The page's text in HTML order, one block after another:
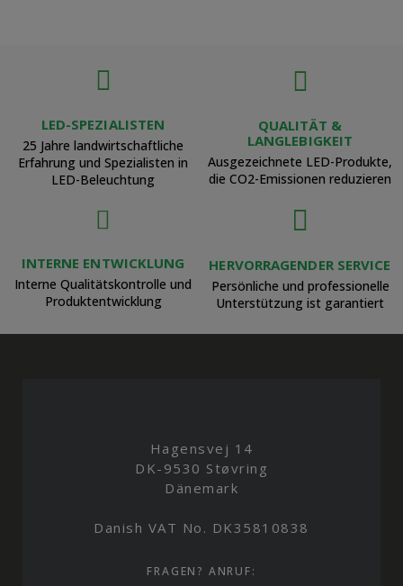
LED-SPEZIALISTEN
25 Jahre landwirtschaftliche
Erfahrung und Spezialisten in
LED-Beleuchtung
QUALITÄT &
LANGLEBIGKEIT
Ausgezeichnete LED-Produkte,
die CO2-Emissionen reduzieren
INTERNE ENTWICKLUNG
Interne Qualitätskontrolle und
Produktentwicklung
HERVORRAGENDER SERVICE
Persönliche und professionelle
Unterstützung ist garantiert
Hagensvej 14
DK-9530 Støvring
Dänemark
Danish VAT No. DK35810838
FRAGEN? ANRUF: